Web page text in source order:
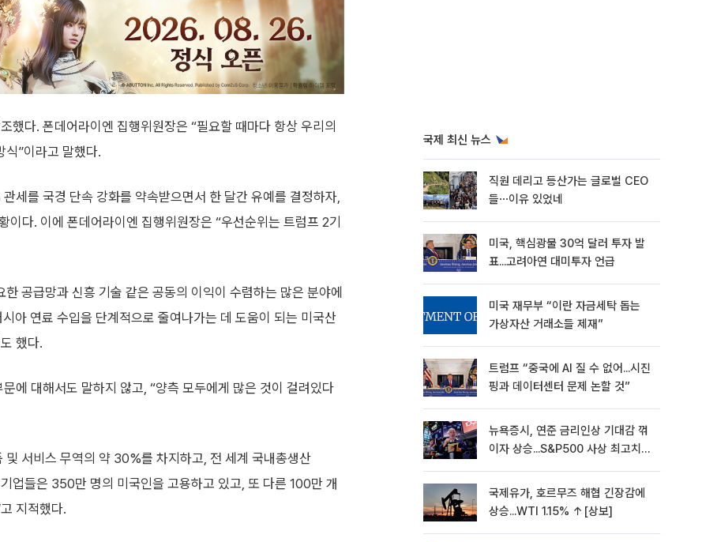
했다. 폰데어라이엔 집행위원장은 “필요할 때마다 항상 우리의
식”이라고 말했다.
세를 국경 단속 강화를 약속받으면서 한 달간 유예를 결정하자,
다. 이에 폰데어라이엔 집행위원장은 “우선순위는 트럼프 2기
공급망과 신흥 기술 같은 공동의 이익이 수렴하는 많은 분야에
아 연료 수입을 단계적으로 줄여나가는 데 도움이 되는 미국산
했다.
에 대해서도 말하지 않고, “양측 모두에게 많은 것이 걸려있다
서비스 무역의 약 30%를 차지하고, 전 세계 국내총생산
업들은 350만 명의 미국인을 고용하고 있고, 또 다른 100만 개
지적했다.
국제 최신 뉴스
직원 데리고 등산가는 글로벌 CEO
들⋯이유 있었네
미국, 핵심광물 30억 달러 투자 발
표...고려아연 대미투자 언급
미국 재무부 “이란 자금세탁 돕는
가상자산 거래소들 제재”
트럼프 “중국에 AI 질 수 없어...시진
핑과 데이터센터 문제 논할 것”
뉴욕증시, 연준 금리인상 기대감 꺾
이자 상승...S&P500 사상 최고치
국제유가, 호르무즈 해협 긴장감에
상승...WTI 1.15% ↑[상보]